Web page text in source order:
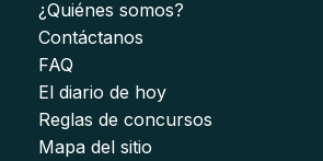
¿Quiénes somos?
Contáctanos
FAQ
El diario de hoy
Reglas de concursos
Mapa del sitio